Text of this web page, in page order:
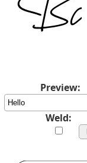
Preview:
Weld: